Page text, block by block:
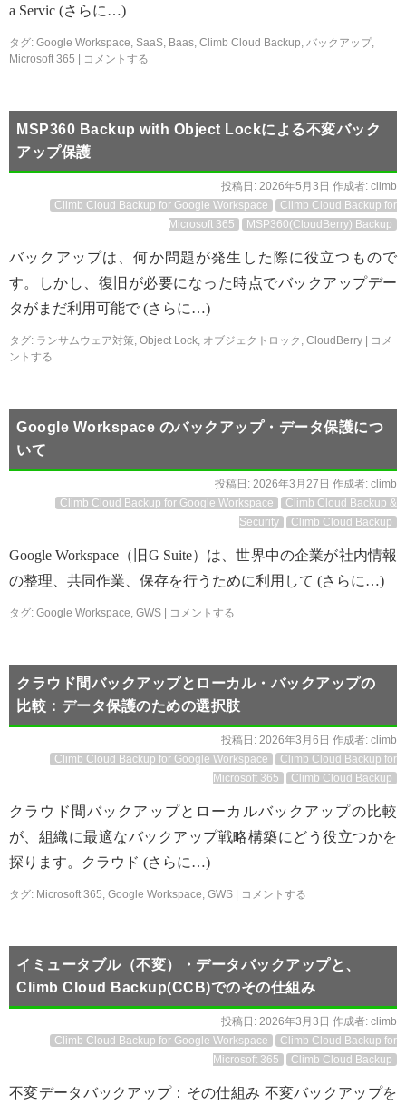
a Servic (さらに…)
タグ: Google Workspace, SaaS, Baas, Climb Cloud Backup, バックアップ,
Microsoft 365
コメントする
MSP360 Backup with Object Lockによる不変バック
アップ保護
投稿日: 2026年5月3日 作成者: climb
Climb Cloud Backup for Google Workspace
Climb Cloud Backup for
Microsoft 365
MSP360(CloudBerry) Backup
バックアップは、何か問題が発生した際に役立つもので
す。しかし、復旧が必要になった時点でバックアップデー
タがまだ利用可能で (さらに…)
タグ: ランサムウェア対策, Object Lock, オブジェクトロック , CloudBerry
コメ
ントする
Google Workspace のバックアップ・データ保護につ
いて
投稿日: 2026年3月27日 作成者: climb
Climb Cloud Backup for Google Workspace
Climb Cloud Backup &
Security
Climb Cloud Backup
Google Workspace（旧G Suite）は、世界中の企業が社内情報
の整理、共同作業、保存を行うために利用して (さらに…)
タグ: Google Workspace, GWS コメントする
クラウド間バックアップとローカル・バックアップの
比較：データ保護のための選択肢
投稿日: 2026年3月6日 作成者: climb
Climb Cloud Backup for Google Workspace
Climb Cloud Backup for
Microsoft 365
Climb Cloud Backup
クラウド間バックアップとローカルバックアップの比較
が、組織に最適なバックアップ戦略構築にどう役立つかを
探ります。クラウド (さらに…)
タグ: Microsoft 365, Google Workspace, GWS コメントする
イミュータブル（不変）・データバックアップと、
Climb Cloud Backup(CCB)でのその仕組み
投稿日: 2026年3月3日 作成者: climb
Climb Cloud Backup for Google Workspace
Climb Cloud Backup for
Microsoft 365
Climb Cloud Backup
不変データバックアップ：その仕組み 不変バックアップを